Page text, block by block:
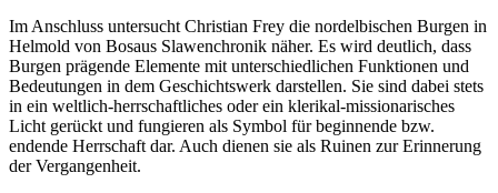
Im Anschluss untersucht Christian Frey die nordelbischen Burgen in
Helmold von Bosaus Slawenchronik näher. Es wird deutlich, dass
Burgen prägende Elemente mit unterschiedlichen Funktionen und
Bedeutungen in dem Geschichtswerk darstellen. Sie sind dabei stets
in ein weltlich-herrschaftliches oder ein klerikal-missionarisches
Licht gerückt und fungieren als Symbol für beginnende bzw.
endende Herrschaft dar. Auch dienen sie als Ruinen zur Erinnerung
der Vergangenheit.